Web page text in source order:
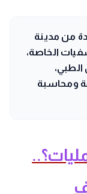
من مدينة
الخاصة،
ومحاسبة